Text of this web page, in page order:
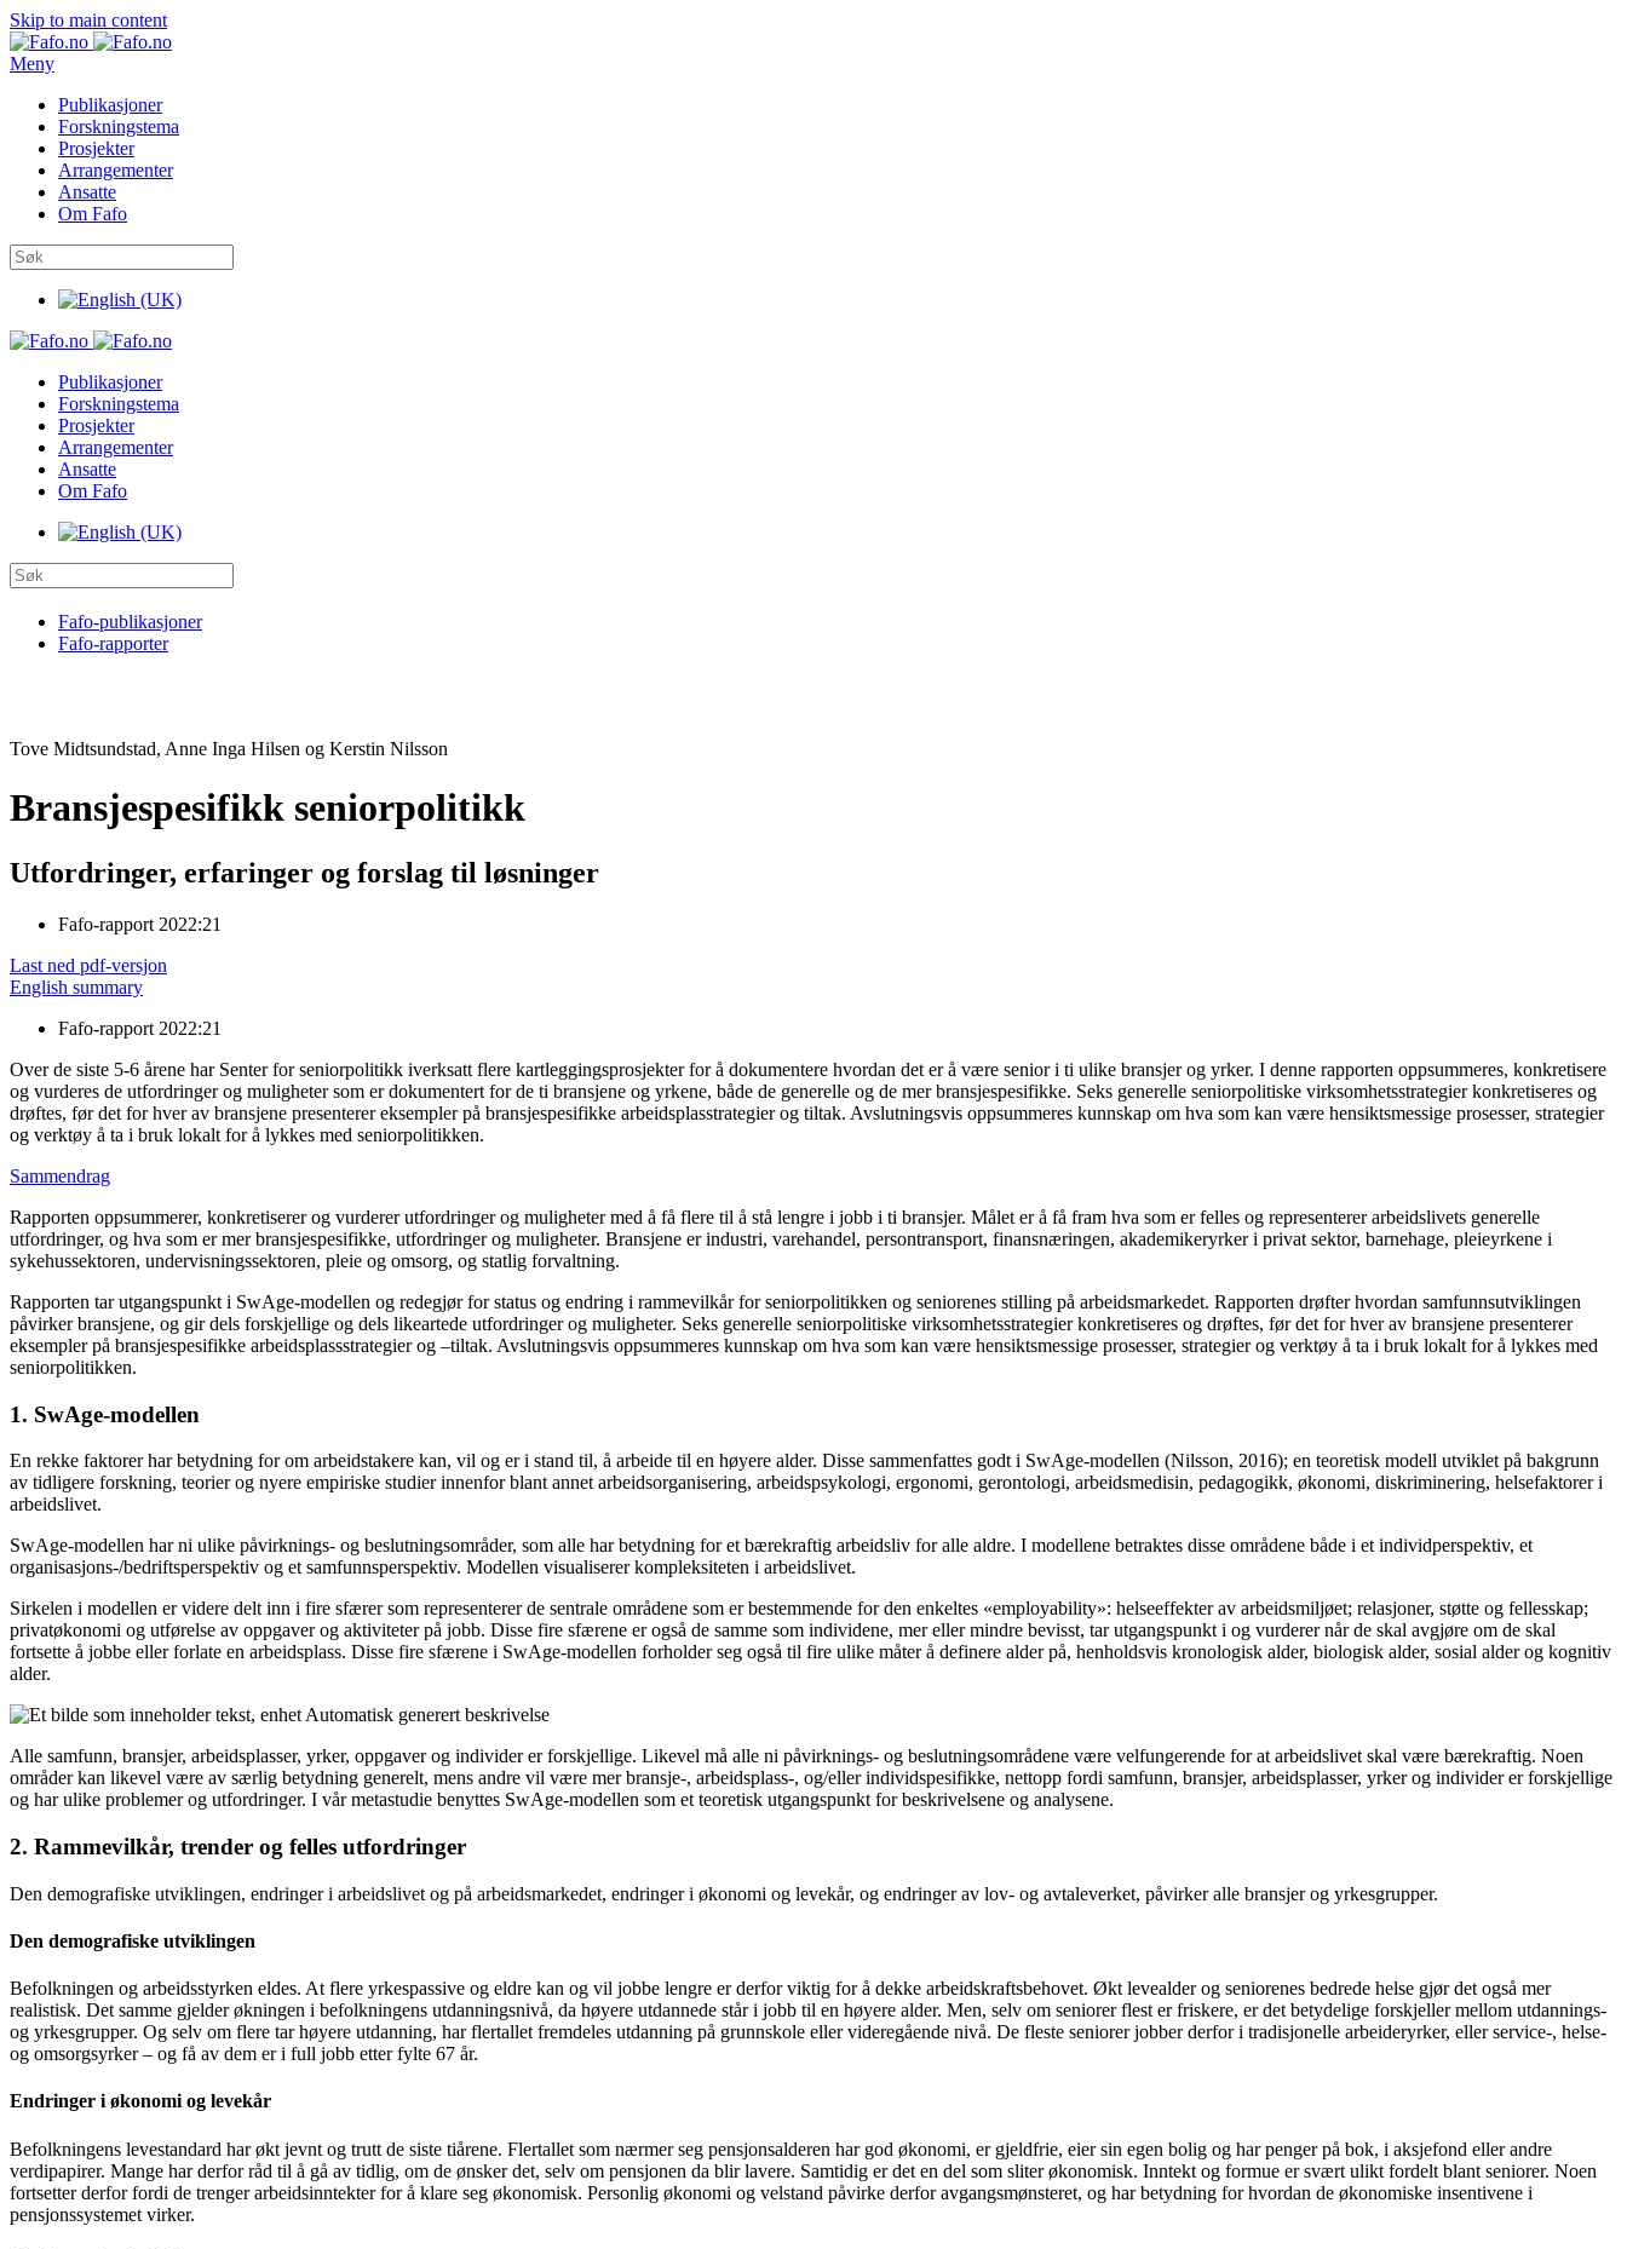
Skip to main content
Meny
Publikasjoner
Forskningstema
Prosjekter
Arrangementer
Ansatte
Om Fafo
Publikasjoner
Forskningstema
Prosjekter
Arrangementer
Ansatte
Om Fafo
Fafo-publikasjoner
Fafo-rapporter
Tove Midtsundstad, Anne Inga Hilsen og Kerstin Nilsson
Bransjespesifikk seniorpolitikk
Utfordringer, erfaringer og forslag til løsninger
Fafo-rapport 2022:21
Last ned pdf-versjon
English summary
Fafo-rapport 2022:21
Over de siste 5-6 årene har Senter for seniorpolitikk iverksatt flere kartleggingsprosjekter for å dokumentere hvordan det er å være senior i ti ulike bransjer og yrker. I denne rapporten oppsummeres, konkretisere
og vurderes de utfordringer og muligheter som er dokumentert for de ti bransjene og yrkene, både de generelle og de mer bransjespesifikke. Seks generelle seniorpolitiske virksomhetsstrategier konkretiseres og
drøftes, før det for hver av bransjene presenterer eksempler på bransjespesifikke arbeidsplasstrategier og tiltak. Avslutningsvis oppsummeres kunnskap om hva som kan være hensiktsmessige prosesser, strategier
og verktøy å ta i bruk lokalt for å lykkes med seniorpolitikken.
Sammendrag
Rapporten oppsummerer, konkretiserer og vurderer utfordringer og muligheter med å få flere til å stå lengre i jobb i ti bransjer. Målet er å få fram hva som er felles og representerer arbeidslivets generelle
utfordringer, og hva som er mer bransjespesifikke, utfordringer og muligheter. Bransjene er industri, varehandel, persontransport, finansnæringen, akademikeryrker i privat sektor, barnehage, pleieyrkene i
sykehussektoren, undervisningssektoren, pleie og omsorg, og statlig forvaltning.
Rapporten tar utgangspunkt i SwAge-modellen og redegjør for status og endring i rammevilkår for seniorpolitikken og seniorenes stilling på arbeidsmarkedet. Rapporten drøfter hvordan samfunnsutviklingen
påvirker bransjene, og gir dels forskjellige og dels likeartede utfordringer og muligheter. Seks generelle seniorpolitiske virksomhetsstrategier konkretiseres og drøftes, før det for hver av bransjene presenterer
eksempler på bransjespesifikke arbeidsplassstrategier og –tiltak. Avslutningsvis oppsummeres kunnskap om hva som kan være hensiktsmessige prosesser, strategier og verktøy å ta i bruk lokalt for å lykkes med
seniorpolitikken.
1. SwAge-modellen
En rekke faktorer har betydning for om arbeidstakere kan, vil og er i stand til, å arbeide til en høyere alder. Disse sammenfattes godt i SwAge-modellen (Nilsson, 2016); en teoretisk modell utviklet på bakgrunn
av tidligere forskning, teorier og nyere empiriske studier innenfor blant annet arbeidsorganisering, arbeidspsykologi, ergonomi, gerontologi, arbeidsmedisin, pedagogikk, økonomi, diskriminering, helsefaktorer i
arbeidslivet.
SwAge-modellen har ni ulike påvirknings- og beslutningsområder, som alle har betydning for et bærekraftig arbeidsliv for alle aldre. I modellene betraktes disse områdene både i et individperspektiv, et
organisasjons-/bedriftsperspektiv og et samfunnsperspektiv. Modellen visualiserer kompleksiteten i arbeidslivet.
Sirkelen i modellen er videre delt inn i fire sfærer som representerer de sentrale områdene som er bestemmende for den enkeltes «employability»: helseeffekter av arbeidsmiljøet; relasjoner, støtte og fellesskap;
privatøkonomi og utførelse av oppgaver og aktiviteter på jobb. Disse fire sfærene er også de samme som individene, mer eller mindre bevisst, tar utgangspunkt i og vurderer når de skal avgjøre om de skal
fortsette å jobbe eller forlate en arbeidsplass. Disse fire sfærene i SwAge-modellen forholder seg også til fire ulike måter å definere alder på, henholdsvis kronologisk alder, biologisk alder, sosial alder og kognitiv
alder.
Alle samfunn, bransjer, arbeidsplasser, yrker, oppgaver og individer er forskjellige. Likevel må alle ni påvirknings- og beslutningsområdene være velfungerende for at arbeidslivet skal være bærekraftig. Noen
områder kan likevel være av særlig betydning generelt, mens andre vil være mer bransje-, arbeidsplass-, og/eller individspesifikke, nettopp fordi samfunn, bransjer, arbeidsplasser, yrker og individer er forskjellige
og har ulike problemer og utfordringer. I vår metastudie benyttes SwAge-modellen som et teoretisk utgangspunkt for beskrivelsene og analysene.
2. Rammevilkår, trender og felles utfordringer
Den demografiske utviklingen, endringer i arbeidslivet og på arbeidsmarkedet, endringer i økonomi og levekår, og endringer av lov- og avtaleverket, påvirker alle bransjer og yrkesgrupper.
Den demografiske utviklingen
Befolkningen og arbeidsstyrken eldes. At flere yrkespassive og eldre kan og vil jobbe lengre er derfor viktig for å dekke arbeidskraftsbehovet. Økt levealder og seniorenes bedrede helse gjør det også mer
realistisk. Det samme gjelder økningen i befolkningens utdanningsnivå, da høyere utdannede står i jobb til en høyere alder. Men, selv om seniorer flest er friskere, er det betydelige forskjeller mellom utdannings-
og yrkesgrupper. Og selv om flere tar høyere utdanning, har flertallet fremdeles utdanning på grunnskole eller videregående nivå. De fleste seniorer jobber derfor i tradisjonelle arbeideryrker, eller service-, helse-
og omsorgsyrker – og få av dem er i full jobb etter fylte 67 år.
Endringer i økonomi og levekår
Befolkningens levestandard har økt jevnt og trutt de siste tiårene. Flertallet som nærmer seg pensjonsalderen har god økonomi, er gjeldfrie, eier sin egen bolig og har penger på bok, i aksjefond eller andre
verdipapirer. Mange har derfor råd til å gå av tidlig, om de ønsker det, selv om pensjonen da blir lavere. Samtidig er det en del som sliter økonomisk. Inntekt og formue er svært ulikt fordelt blant seniorer. Noen
fortsetter derfor fordi de trenger arbeidsinntekter for å klare seg økonomisk. Personlig økonomi og velstand påvirke derfor avgangsmønsteret, og har betydning for hvordan de økonomiske insentivene i
pensjonssystemet virker.